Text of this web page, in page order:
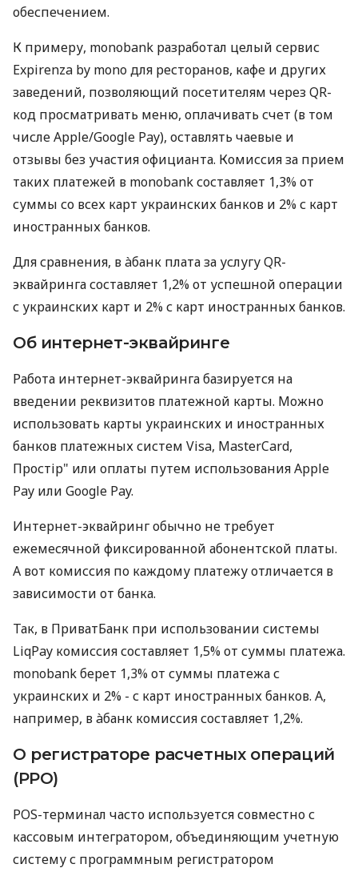
обеспечением.
К примеру, monobank разработал целый сервис
Expirenza by mono для ресторанов, кафе и других
заведений, позволяющий посетителям через QR-
код просматривать меню, оплачивать счет (в том
числе Apple/Google Pay), оставлять чаевые и
отзывы без участия официанта. Комиссия за прием
таких платежей в monobank составляет 1,3% от
суммы со всех карт украинских банков и 2% с карт
иностранных банков.
Для сравнения, в àбанк плата за услугу QR-
эквайринга составляет 1,2% от успешной операции
с украинских карт и 2% с карт иностранных банков.
Об интернет-эквайринге
Работа интернет-эквайринга базируется на
введении реквизитов платежной карты. Можно
использовать карты украинских и иностранных
банков платежных систем Visa, MasterCard,
Простір" или оплаты путем использования Apple
Pay или Google Pay.
Интернет-эквайринг обычно не требует
ежемесячной фиксированной абонентской платы.
А вот комиссия по каждому платежу отличается в
зависимости от банка.
Так, в ПриватБанк при использовании системы
LiqPay комиссия составляет 1,5% от суммы платежа.
monobank берет 1,3% от суммы платежа с
украинских и 2% - с карт иностранных банков. А,
например, в àбанк комиссия составляет 1,2%.
О регистраторе расчетных операций
(РРО)
POS-терминал часто используется совместно с
кассовым интегратором, объединяющим учетную
систему с программным регистратором